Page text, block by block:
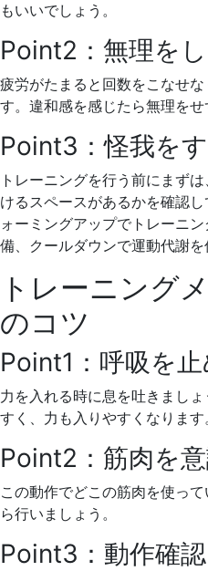
もいいでしょう。
Point2：無理をし
疲労がたまると回数をこなせ
す。 違和感を感じたら無理をせ
Point3：怪我を
トレーニングを行う前にまず
けるスペースがあるかを確認し
ォーミングアップでトレーニ
備、 クールダウンで運動代謝を
トレーニング
のコツ
Point1：呼吸を止
力を入れる時に息を吐きましょ
すく、力も入りやすくなります
Point2：筋肉を意
この動作でどこの筋肉を使っ
ら行いましょう。
Point3：動作確認